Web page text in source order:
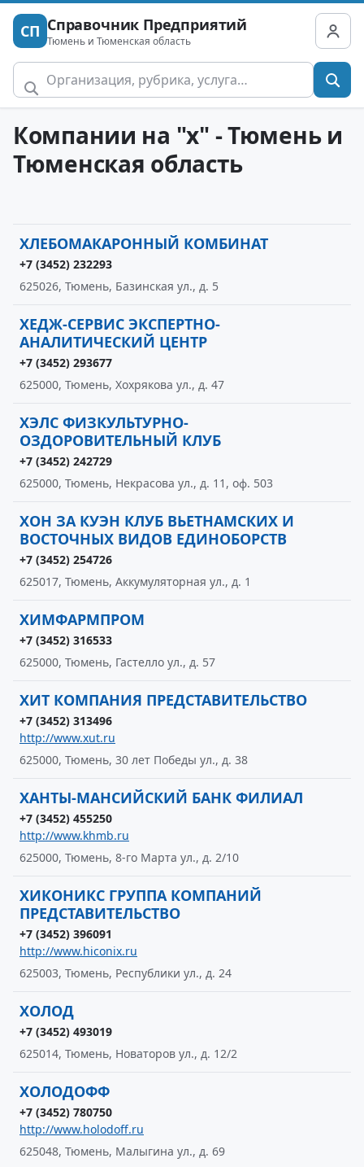
СП Справочник Предприятий
Тюмень и Тюменская область
Компании на "х" - Тюмень и
Тюменская область
ХЛЕБОМАКАРОННЫЙ КОМБИНАТ
+7 (3452) 232293
625026, Тюмень, Базинская ул., д. 5
ХЕДЖ-СЕРВИС ЭКСПЕРТНО-
АНАЛИТИЧЕСКИЙ ЦЕНТР
+7 (3452) 293677
625000, Тюмень, Хохрякова ул., д. 47
ХЭЛС ФИЗКУЛЬТУРНО-
ОЗДОРОВИТЕЛЬНЫЙ КЛУБ
+7 (3452) 242729
625000, Тюмень, Некрасова ул., д. 11, оф. 503
ХОН ЗА КУЭН КЛУБ ВЬЕТНАМСКИХ И
ВОСТОЧНЫХ ВИДОВ ЕДИНОБОРСТВ
+7 (3452) 254726
625017, Тюмень, Аккумуляторная ул., д. 1
ХИМФАРМПРОМ
+7 (3452) 316533
625000, Тюмень, Гастелло ул., д. 57
ХИТ КОМПАНИЯ ПРЕДСТАВИТЕЛЬСТВО
+7 (3452) 313496
http://www.xut.ru
625000, Тюмень, 30 лет Победы ул., д. 38
ХАНТЫ-МАНСИЙСКИЙ БАНК ФИЛИАЛ
+7 (3452) 455250
http://www.khmb.ru
625000, Тюмень, 8-го Марта ул., д. 2/10
ХИКОНИКС ГРУППА КОМПАНИЙ
ПРЕДСТАВИТЕЛЬСТВО
+7 (3452) 396091
http://www.hiconix.ru
625003, Тюмень, Республики ул., д. 24
ХОЛОД
+7 (3452) 493019
625014, Тюмень, Новаторов ул., д. 12/2
ХОЛОДОФФ
+7 (3452) 780750
http://www.holodoff.ru
625048, Тюмень, Малыгина ул., д. 69